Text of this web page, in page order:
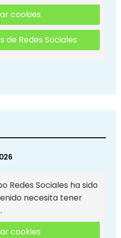
cookies
de Redes Sociales
Redes Sociales ha sido
necesita tener
cookies